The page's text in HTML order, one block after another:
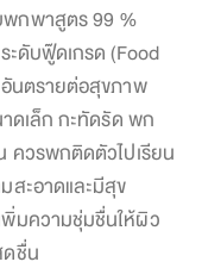
พกพาสูตร 99 %
ดับฟู๊ดเกรด (Food
นตรายต่อสุขภาพ
ดเล็ก กะทัดรัด พก
ควรพกติดตัวไปเรียน
สะอาดและมีสุข
มความชุ่มชื่นให้ผิว
ดชื่น